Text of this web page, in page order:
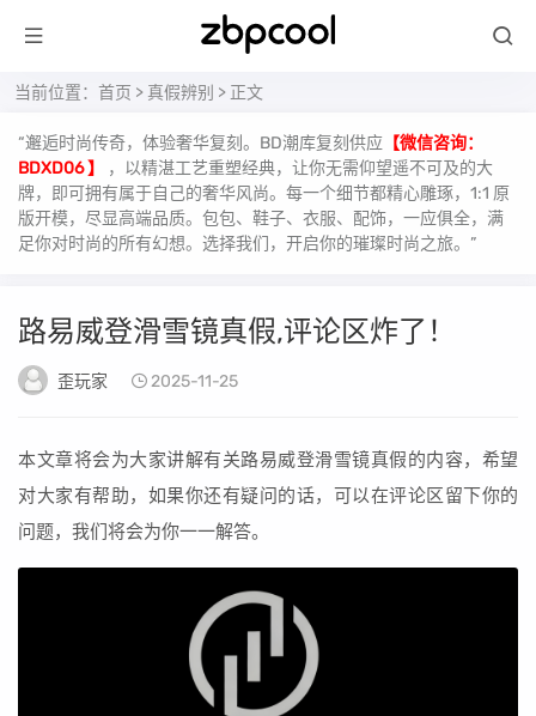
当前位置： 首页 > 真假辨别 > 正文
“邂逅时尚传奇，体验奢华复刻。BD潮库复刻供应 【微信咨询：
BDXD06 】
，以精湛工艺重塑经典，让你无需仰望遥不可及的大
牌，即可拥有属于自己的奢华风尚。每一个细节都精心雕琢，1:1 原
版开模，尽显高端品质。包包、鞋子、衣服、配饰，一应俱全，满
足你对时尚的所有幻想。选择我们，开启你的璀璨时尚之旅。”
路易威登滑雪镜真假,评论区炸了！
歪玩家 2025-11-25
本文章将会为大家讲解有关路易威登滑雪镜真假的内容，希望
对大家有帮助，如果你还有疑问的话，可以在评论区留下你的
问题，我们将会为你一一解答。